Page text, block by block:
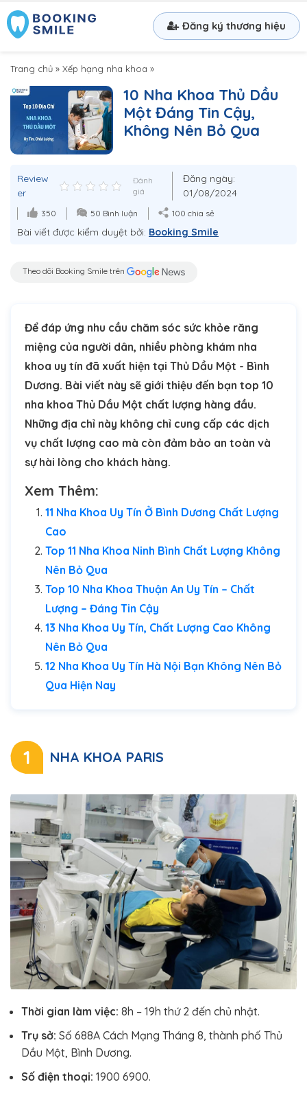
Đăng ký thương hiệu
Trang chủ » Xếp hạng nha khoa »
10 Nha Khoa Thủ Dầu
Một Đáng Tin Cậy,
Không Nên Bỏ Qua
Review
er
Đánh
giá
Đăng ngày:
01/08/2024
350 50 Bình luận 100 chia sẻ
Bài viết được kiểm duyệt bởi: Booking Smile
Theo dõi Booking Smile trên
Để đáp ứng nhu cầu chăm sóc sức khỏe răng
miệng của người dân, nhiều phòng khám nha
khoa uy tín đã xuất hiện tại Thủ Dầu Một - Bình
Dương. Bài viết này sẽ giới thiệu đến bạn top 10
nha khoa Thủ Dầu Một chất lượng hàng đầu.
Những địa chỉ này không chỉ cung cấp các dịch
vụ chất lượng cao mà còn đảm bảo an toàn và
sự hài lòng cho khách hàng.
Xem Thêm:
11 Nha Khoa Uy Tín Ở Bình Dương Chất Lượng
Cao
Top 11 Nha Khoa Ninh Bình Chất Lượng Không
Nên Bỏ Qua
Top 10 Nha Khoa Thuận An Uy Tín – Chất
Lượng – Đáng Tin Cậy
13 Nha Khoa Uy Tín, Chất Lượng Cao Không
Nên Bỏ Qua
12 Nha Khoa Uy Tín Hà Nội Bạn Không Nên Bỏ
Qua Hiện Nay
1 NHA KHOA PARIS
Thời gian làm việc: 8h – 19h thứ 2 đến chủ nhật.
Trụ sở: Số 688A Cách Mạng Tháng 8, thành phố Thủ
Dầu Một, Bình Dương.
Số điện thoại: 1900 6900.